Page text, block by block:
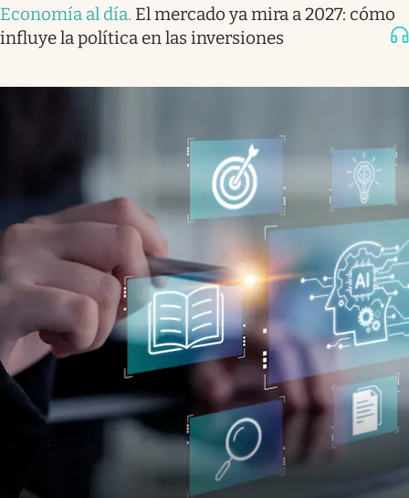
Economía al día. El mercado ya mira a 2027: cómo
influye la política en las inversiones